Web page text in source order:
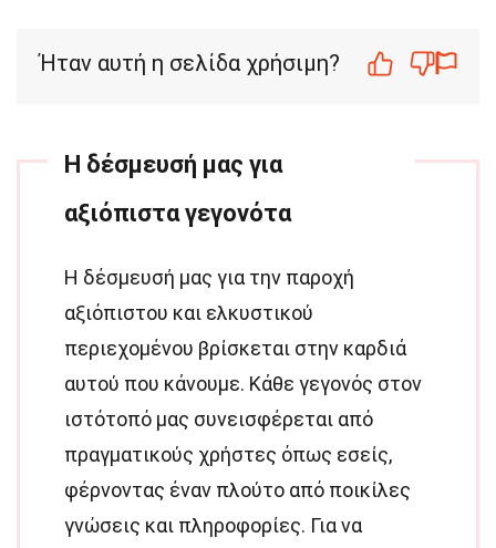
Ήταν αυτή η σελίδα χρήσιμη?
Η δέσμευσή μας για
αξιόπιστα γεγονότα
Η δέσμευσή μας για την παροχή
αξιόπιστου και ελκυστικού
περιεχομένου βρίσκεται στην καρδιά
αυτού που κάνουμε. Κάθε γεγονός στον
ιστότοπό μας συνεισφέρεται από
πραγματικούς χρήστες όπως εσείς,
φέρνοντας έναν πλούτο από ποικίλες
γνώσεις και πληροφορίες. Για να